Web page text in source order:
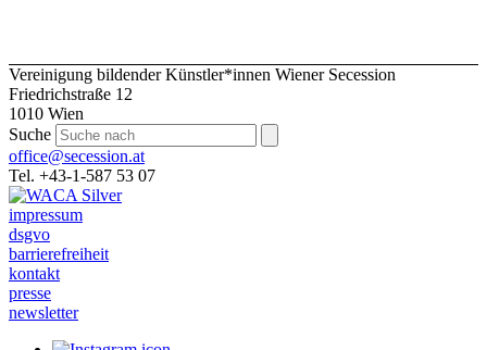
Vereinigung bildender Künstler*innen Wiener Secession
Friedrichstraße 12
1010 Wien
Suche
office@secession.at
Tel. +43-1-587 53 07
impressum
dsgvo
barrierefreiheit
kontakt
presse
newsletter